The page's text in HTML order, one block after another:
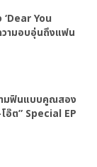
You
วามอบอุ่นถึงแฟน
ามฟินแบบคูณสอง
อ๊ต” Special EP